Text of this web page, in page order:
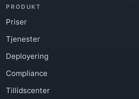
PRODUKT
Priser
Tjenester
Deployering
Compliance
Tillidscenter